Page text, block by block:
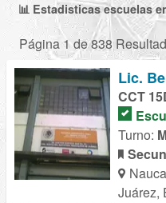
📊 Estadisticas escuelas
Página 1 de 838
Lic.
CCT
Turno:
Juárez,